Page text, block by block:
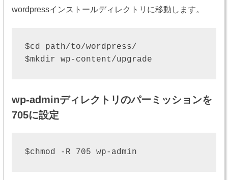
wordpressインストールディレクトリに移動します。
$cd path/to/wordpress/
$mkdir wp-content/upgrade
wp-adminディレクトリのパーミッションを
705に設定
$chmod -R 705 wp-admin